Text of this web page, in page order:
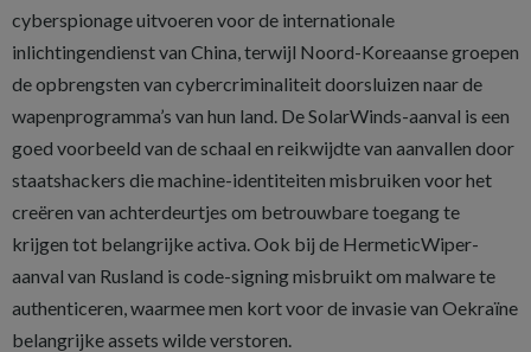
cyberspionage uitvoeren voor de internationale
inlichtingendienst van China, terwijl Noord-Koreaanse groepen
de opbrengsten van cybercriminaliteit doorsluizen naar de
wapenprogramma’s van hun land. De SolarWinds-aanval is een
goed voorbeeld van de schaal en reikwijdte van aanvallen door
staatshackers die machine-identiteiten misbruiken voor het
creëren van achterdeurtjes om betrouwbare toegang te
krijgen tot belangrijke activa. Ook bij de HermeticWiper-
aanval van Rusland is code-signing misbruikt om malware te
authenticeren, waarmee men kort voor de invasie van Oekraïne
belangrijke assets wilde verstoren.